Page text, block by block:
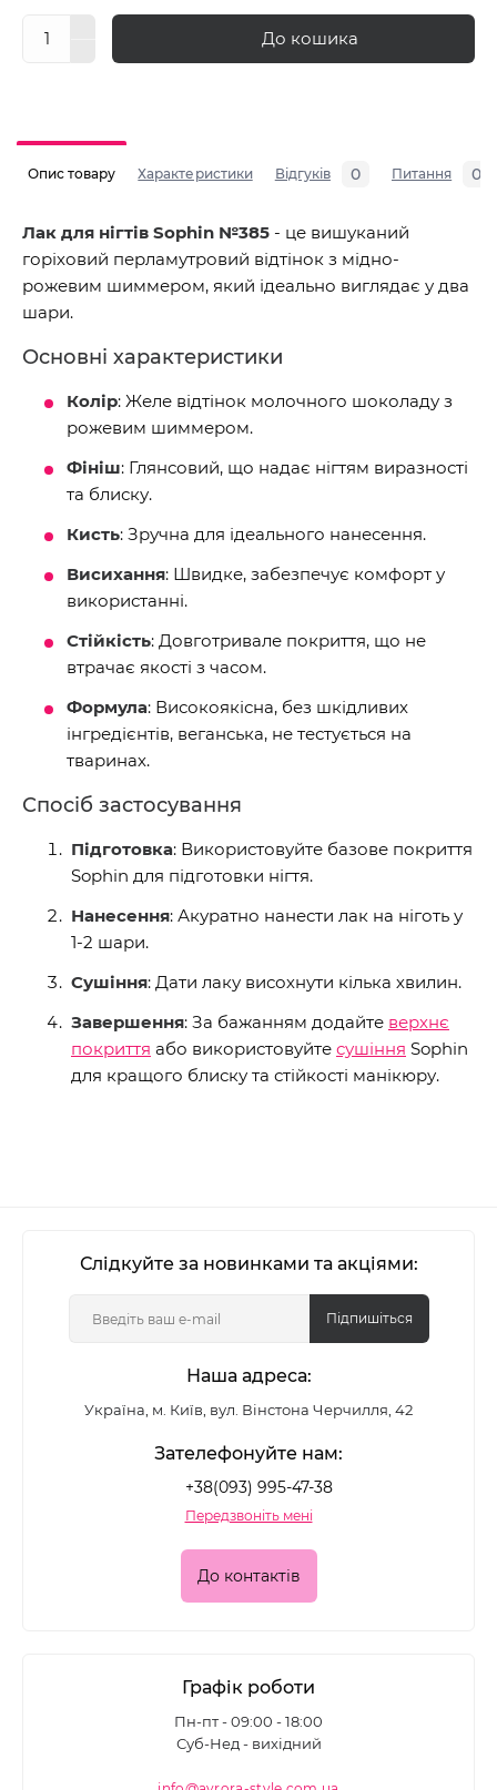
До кошика
Опис товару Характеристики Відгуків 0 Питання 0
Лак для нігтів Sophin №385 - це вишуканий
горіховий перламутровий відтінок з мідно-
рожевим шиммером, який ідеально виглядає у два
шари.
Основні характеристики
Колір: Желе відтінок молочного шоколаду з
рожевим шиммером.
Фініш: Глянсовий, що надає нігтям виразності
та блиску.
Кисть: Зручна для ідеального нанесення.
Висихання: Швидке, забезпечує комфорт у
використанні.
Стійкість: Довготривале покриття, що не
втрачає якості з часом.
Формула: Високоякісна, без шкідливих
інгредієнтів, веганська, не тестується на
тваринах.
Спосіб застосування
Підготовка: Використовуйте базове покриття
Sophin для підготовки нігтя.
Нанесення: Акуратно нанести лак на ніготь у
1-2 шари.
Сушіння: Дати лаку висохнути кілька хвилин.
Завершення: За бажанням додайте верхнє
покриття або використовуйте сушіння Sophin
для кращого блиску та стійкості манікюру.
Слідкуйте за новинками та акціями:
Підпишіться
Наша адреса:
Україна, м. Київ, вул. Вінстона Черчилля, 42
Зателефонуйте нам:
+38(093) 995-47-38
Передзвоніть мені
До контактів
Графік роботи
Пн-пт - 09:00 - 18:00
Суб-Нед - вихідний